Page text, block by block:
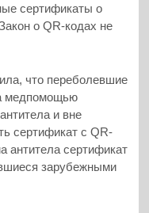
сертификаты о
о QR-кодах не
что переболевшие
медпомощью
и вне
сертификат с QR-
антитела сертификат
зарубежными